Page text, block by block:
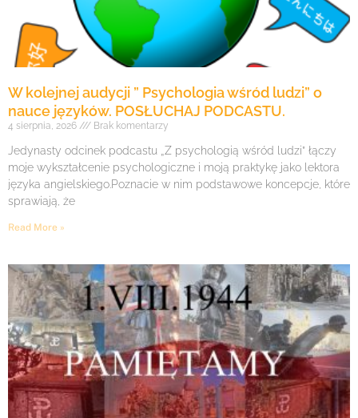
W kolejnej audycji ” Psychologia wśród ludzi” o
nauce języków. POSŁUCHAJ PODCASTU.
4 sierpnia, 2026 Brak komentarzy
Jedynasty odcinek podcastu „Z psychologią wśród ludzi” łączy
moje wykształcenie psychologiczne i moją praktykę jako lektora
języka angielskiego.Poznacie w nim podstawowe koncepcje, które
sprawiają, że
Read More »